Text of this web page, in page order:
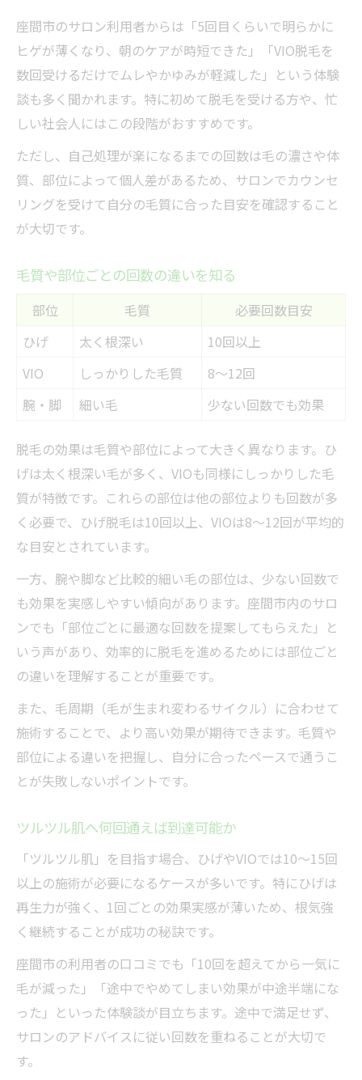
座間市のサロン利用者からは「5回目くらいで明らかに
ヒゲが薄くなり、朝のケアが時短できた」「VIO脱毛を
数回受けるだけでムレやかゆみが軽減した」という体験
談も多く聞かれます。特に初めて脱毛を受ける方や、忙
しい社会人にはこの段階がおすすめです。
ただし、自己処理が楽になるまでの回数は毛の濃さや体
質、部位によって個人差があるため、サロンでカウンセ
リングを受けて自分の毛質に合った目安を確認すること
が大切です。
毛質や部位ごとの回数の違いを知る
部位 毛質
必要回数目安
ひげ
太く根深い
10回以上
VIO
しっかりした毛質
8〜12回
腕・脚
細い毛 少ない回数でも効果
脱毛の効果は毛質や部位によって大きく異なります。ひ
げは太く根深い毛が多く、VIOも同様にしっかりした毛
質が特徴です。これらの部位は他の部位よりも回数が多
く必要で、ひげ脱毛は10回以上、VIOは8〜12回が平均的
な目安とされています。
一方、腕や脚など比較的細い毛の部位は、少ない回数で
も効果を実感しやすい傾向があります。座間市内のサロ
ンでも「部位ごとに最適な回数を提案してもらえた」と
いう声があり、効率的に脱毛を進めるためには部位ごと
の違いを理解することが重要です。
また、毛周期（毛が生まれ変わるサイクル）に合わせて
施術することで、より高い効果が期待できます。毛質や
部位による違いを把握し、自分に合ったペースで通うこ
とが失敗しないポイントです。
ツルツル肌へ何回通えば到達可能か
「ツルツル肌」を目指す場合、ひげやVIOでは10〜15回
以上の施術が必要になるケースが多いです。特にひげは
再生力が強く、1回ごとの効果実感が薄いため、根気強
く継続することが成功の秘訣です。
座間市の利用者の口コミでも「10回を超えてから一気に
毛が減った」「途中でやめてしまい効果が中途半端にな
った」といった体験談が目立ちます。途中で満足せず、
サロンのアドバイスに従い回数を重ねることが大切で
す。